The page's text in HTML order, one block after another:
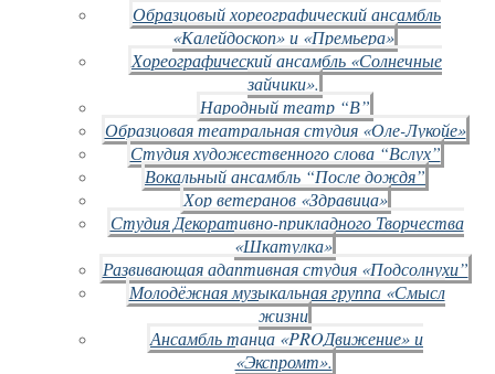
Образцовый хореографический ансамбль
«Калейдоскоп» и «Премьера»
Хореографический ансамбль «Солнечные
зайчики».
Народный театр “В”
Образцовая театральная студия «Оле-Лукойе»
Студия художественного слова “Вслух”
Вокальный ансамбль “После дождя”
Хор ветеранов «Здравица»
Студия Декоративно-прикладного Творчества
«Шкатулка»
Развивающая адаптивная студия «Подсолнухи”
Молодёжная музыкальная группа «Смысл
жизни
Ансамбль танца «PROДвижение» и
«Экспромт».